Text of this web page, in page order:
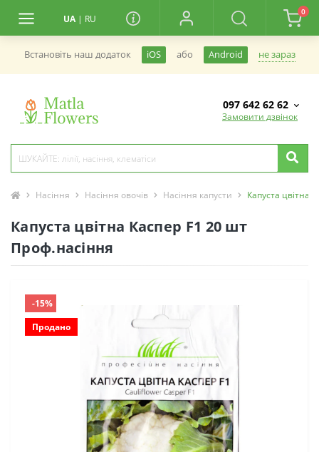
UA | RU
0
Встановiть наш додаток iOS або Android не зараз
097 642 62 62
Замовити дзвінок
Насіння Насіння овочів Насіння капусти Капуста цвітна
Капуста цвітна Каспер F1 20 шт
Проф.насіння
-15%
Продано